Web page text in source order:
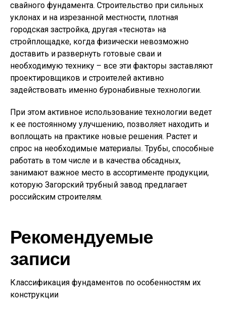
свайного фундамента. Строительство при сильных
уклонах и на изрезанной местности, плотная
городская застройка, другая «теснота» на
стройплощадке, когда физически невозможно
доставить и развернуть готовые сваи и
необходимую технику – все эти факторы заставляют
проектировщиков и строителей активно
задействовать именно буронабивные технологии.
При этом активное использование технологии ведет
к ее постоянному улучшению, позволяет находить и
воплощать на практике новые решения. Растет и
спрос на необходимые материалы. Трубы, способные
работать в том числе и в качества обсадных,
занимают важное место в ассортименте продукции,
которую Загорский трубный завод предлагает
российским строителям.
Рекомендуемые
записи
Классификация фундаментов по особенностям их
конструкции